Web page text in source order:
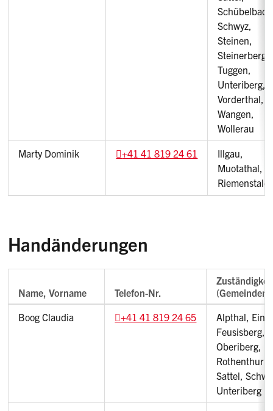
Schwyz,
Steinen,
Steinerberg,
Tuggen,
Unteriberg,
Vorderthal,
Wangen,
Wollerau
Marty Dominik +41 41 819 24 61
Illgau,
Muotathal,
Handänderungen
Name, Vorname Telefon-Nr.
(Gemeinden)
Boog Claudia
+41 41 819 24 65
Alpthal,
Feusisberg,
Oberiberg,
Sattel,
Unteriberg